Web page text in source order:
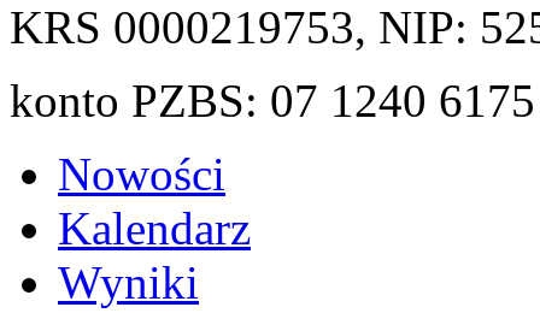
KRS 0000219753, NIP:
konto PZBS: 07 1240
Nowości
Kalendarz
Wyniki